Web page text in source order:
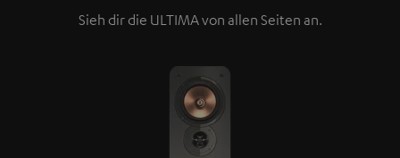
Sieh dir die ULTIMA von allen Seiten an.